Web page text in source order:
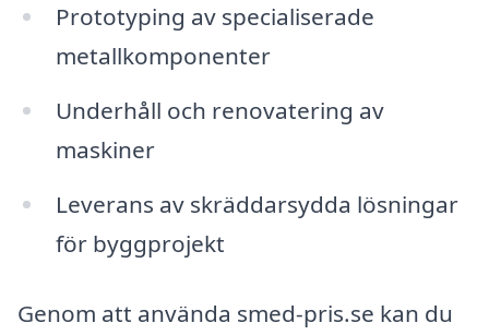
Prototyping av specialiserade
metallkomponenter
Underhåll och renovatering av
maskiner
Leverans av skräddarsydda lösningar
för byggprojekt
Genom att använda smed-pris.se kan du